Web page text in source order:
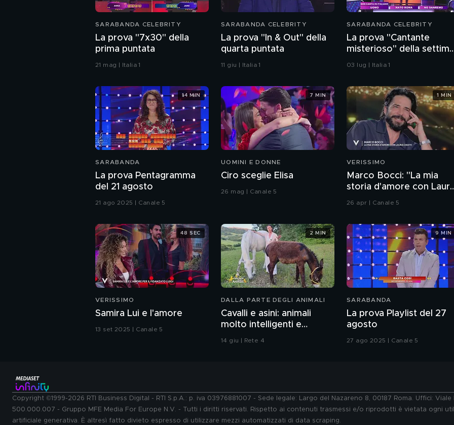
SARABANDA CELEBRITY
La prova "7x30" della
prima puntata
21 mag | Italia 1
SARABANDA CELEBRITY
La prova "In & Out" della
quarta puntata
11 giu | Italia 1
SARABANDA CELEBRITY
La prova "Cantante
misterioso" della settima
puntata
03 lug | Italia 1
SARABANDA
La prova Pentagramma
del 21 agosto
21 ago 2025 | Canale 5
14 MIN
UOMINI E DONNE
Ciro sceglie Elisa
26 mag | Canale 5
7 MIN
VERISSIMO
Marco Bocci: "La mia
storia d'amore con
Chiatti"
26 apr | Canale 5
1 MIN
VERISSIMO
Samira Lui e l'amore
13 set 2025 | Canale 5
48 SEC
DALLA PARTE DEGLI ANIMALI
Cavalli e asini: animali
molto intelligenti e
sensibili
14 giu | Rete 4
2 MIN
SARABANDA
La prova Playlist del 27
agosto
27 ago 2025 | Canale 5
9 MIN
Copyright ©1999-2026 RTI Business Digital - RTI S.p.A.: p. iva 03976881007 - Sede legale: Largo del Nazareno 8, 00187 Roma. Uffici:
500.000.007 - Gruppo MFE Media For Europe N.V. - Tutti i diritti riservati. Rispetto ai contenuti trasmessi e/o riprodotti è vietata ogni
artificiale generativa. È altresì fatto divieto espresso di utilizzare mezzi automatizzati di data scraping.